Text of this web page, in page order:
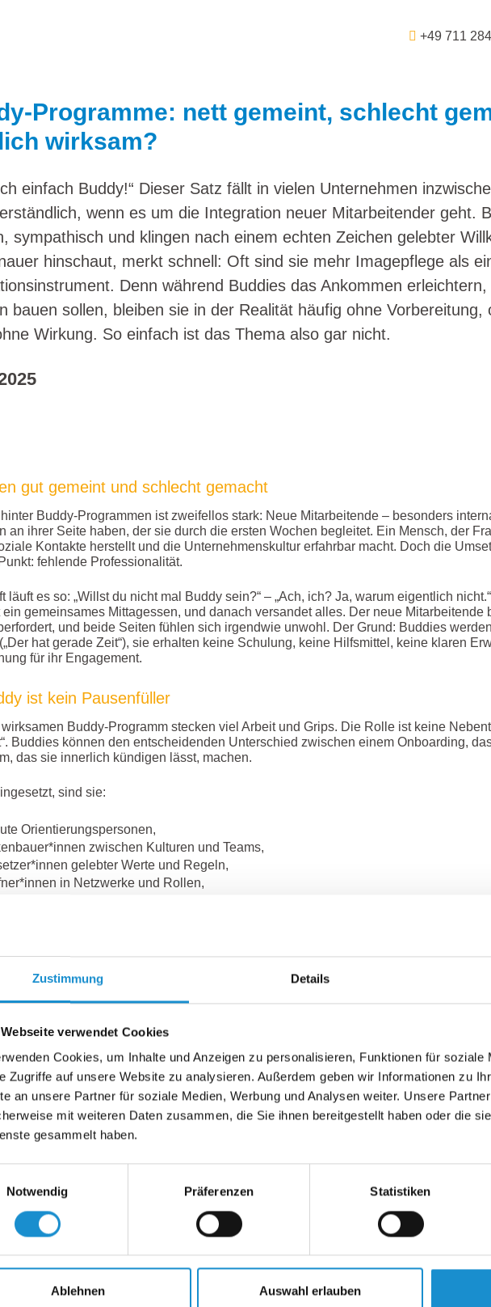
Zustimmung Details
verwendet Cookies
Cookies, um Inhalte und Anzeigen zu personalisieren, Funktionen für soziale
Zugriffe auf unsere Website zu analysieren. Außerdem geben wir Informationen zu
an unsere Partner für soziale Medien, Werbung und Analysen weiter. Unsere
mit weiteren Daten zusammen, die Sie ihnen bereitgestellt haben oder die
gesammelt haben.
Notwendig
Präferenzen Statistiken
Ablehnen Auswahl erlauben
+49 711
Programme: nett gemeint, schlecht
wirksam?
einfach Buddy!“ Dieser Satz fällt in vielen Unternehmen
wenn es um die Integration neuer Mitarbeitender geht.
sympathisch und klingen nach einem echten Zeichen gelebter
hinschaut, merkt schnell: Oft sind sie mehr Imagepflege als
Denn während Buddies das Ankommen
bauen sollen, bleiben sie in der Realität häufig ohne Vorbereitung,
Wirkung. So einfach ist das Thema also gar nicht.
gut gemeint und schlecht gemacht
Buddy-Programmen ist zweifellos stark: Neue Mitarbeitende – besonders
an ihrer Seite haben, der sie durch die ersten Wochen begleitet. Ein Mensch, der
Kontakte herstellt und die Unternehmenskultur erfahrbar macht. Doch die
fehlende Professionalität.
läuft es so: „Willst du nicht mal Buddy sein?“ – „Ach, ich? Ja, warum eigentlich
gemeinsames Mittagessen, und danach versandet alles. Der neue Mitarbeitende
und beide Seiten fühlen sich irgendwie unwohl. Der Grund: Buddies
hat gerade Zeit“), sie erhalten keine Schulung, keine Hilfsmittel, keine klaren
für ihr Engagement.
ist kein Pausenfüller
wirksamen Buddy-Programm stecken viel Arbeit und Grips. Die Rolle ist keine
Buddies können den entscheidenden Unterschied zwischen einem Onboarding,
das sie innerlich kündigen lässt, machen.
sind sie:
Orientierungspersonen,
zwischen Kulturen und Teams,
gelebter Werte und Regeln,
in Netzwerke und Rollen,
gelingt, braucht es vor allem eines: Strukturen. Wirksame Programme setzen auf
die Wertschätzung ausdrücken, etwa durch regelmäßige
Begrüßen: die Aufgaben eines Buddys
aufgestelltes Buddy-Programm in der Praxis aussehen kann, beschreibe
Onboarding“ (Seite 111 ff.). Dort zeige ich, wie Buddies den entscheidenden
und erfolgreicher Integration machen können – vorausgesetzt, ihre
Onboarding-Struktur eingebettet.
vorbereiteter Buddy übernimmt vielfältige Aufgaben, die weit über das erste
und Einführung: Er heißt neue Mitarbeitende willkommen, führt sie durch das
Arbeitsmittel, Software und Zugänge bereitstehen.
Er vermittelt Rollen, Aufgaben und Verantwortlichkeiten, um Transparenz
zu bewegen.
zu Meetings und Schulungen: Er vernetzt neue Kolleg*innen, klärt Fragen und
verankert wird.